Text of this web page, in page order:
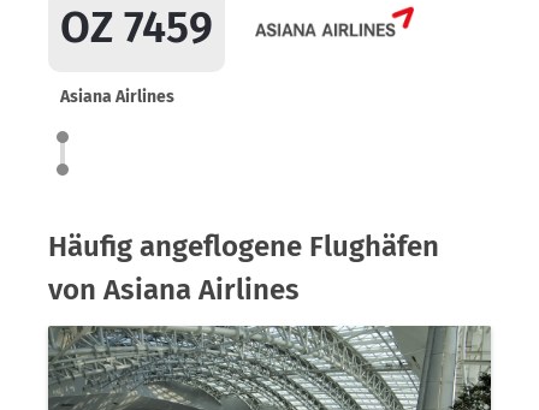
OZ 7459
Asiana Airlines
Häufig angeflogene Flughäfen
von Asiana Airlines